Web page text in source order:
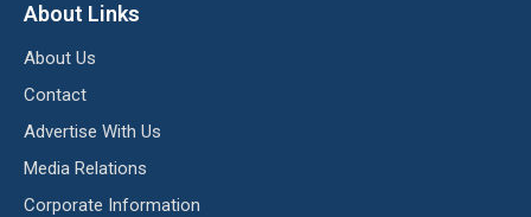
About Links
About Us
Contact
Advertise With Us
Media Relations
Corporate Information